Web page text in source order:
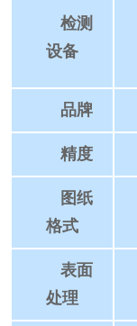
检测
设备
品牌
精度
图纸
格式
表面
处理